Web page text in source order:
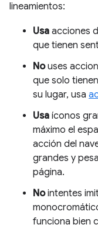
lineamientos:
Usa acciones
que tienen
Nouses
que solo
su lugar, usa
Usa íconos
máximo el
acción del
grandes y
página.
Nointentes
funciona bien